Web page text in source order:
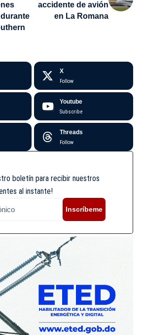
accidente de avión
en La Romana
X
Follow
Youtube
Subscribe
Threads
Follow
boletín para recibir nuestros
al instante!
Inscríbeme